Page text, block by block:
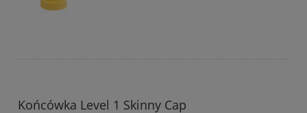
Końcówka Level 1 Skinny Cap